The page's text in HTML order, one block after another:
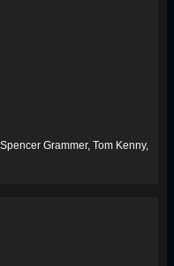
Spencer Grammer Tom Kenny